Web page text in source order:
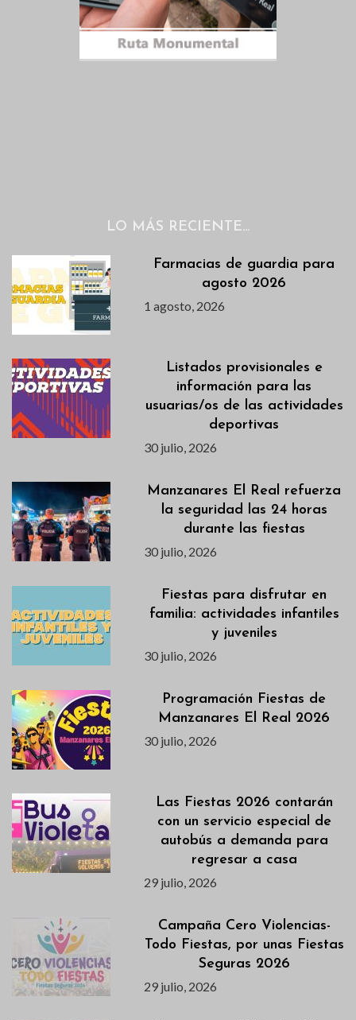
LO MÁS RECIENTE…
Farmacias de guardia para
agosto 2026
1 agosto, 2026
Listados provisionales e
información para las
usuarias/os de las actividades
deportivas
30 julio, 2026
Manzanares El Real refuerza
la seguridad las 24 horas
durante las fiestas
30 julio, 2026
Fiestas para disfrutar en
familia: actividades infantiles
y juveniles
30 julio, 2026
Programación Fiestas de
Manzanares El Real 2026
30 julio, 2026
Las Fiestas 2026 contarán
con un servicio especial de
autobús a demanda para
regresar a casa
29 julio, 2026
Campaña Cero Violencias-
Todo Fiestas, por unas Fiestas
Seguras 2026
29 julio, 2026